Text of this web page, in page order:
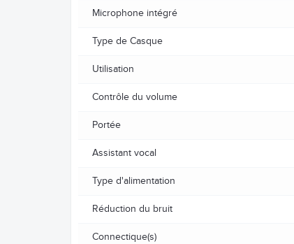
Microphone intégré
Type de Casque
Utilisation
Contrôle du volume
Portée
Assistant vocal
Type d'alimentation
Réduction du bruit
Connectique(s)